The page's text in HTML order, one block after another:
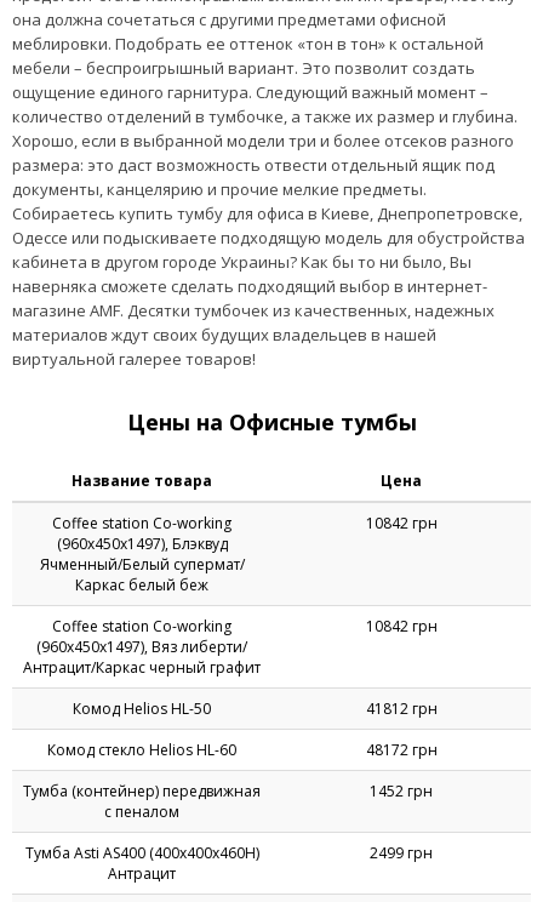
отличаются вместительностью.
Как видите, ассортимент товара в продаже более чем
достойный. И не нужно быть профессиональным декоратором,
чтобы среди подобного многообразия найти «ту самую»
тумбочку. Но есть несколько моментов, которые необходимо
продумать прежде, чем совершать покупку. Цвет офисных тумб и
количество ящиков в них – параметры, от которых напрямую
зависят эстетические и эксплуатационные качества. Тумбочке
предстоит стать полноправным элементом интерьера, поэтому
она должна сочетаться с другими предметами офисной
меблировки. Подобрать ее оттенок «тон в тон» к остальной
мебели – беспроигрышный вариант. Это позволит создать
ощущение единого гарнитура. Следующий важный момент –
количество отделений в тумбочке, а также их размер и глубина.
Хорошо, если в выбранной модели три и более отсеков разного
документы, канцелярию и прочие мелкие предметы.
Собираетесь купить тумбу для офиса в Киеве, Днепропетровске,
кабинета в другом городе Украины? Как бы то ни было, Вы
наверняка сможете сделать подходящий выбор в интернет-
магазине AMF. Десятки тумбочек из качественных, надежных
материалов ждут своих будущих владельцев в нашей
виртуальной галерее товаров!
Цены на Офисные тумбы
Название товара Цена
Coffee station Co-working
(960х450х1497), Блэквуд
Ячменный/Белый супермат/
Каркас белый беж
10842 грн
Coffee station Co-working
(960х450х1497), Вяз либерти/
Антрацит/Каркас черный графит
10842 грн